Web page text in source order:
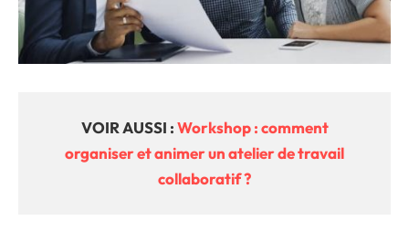
VOIR AUSSI :Workshop : comment
organiser et animer un atelier de travail
collaboratif ?